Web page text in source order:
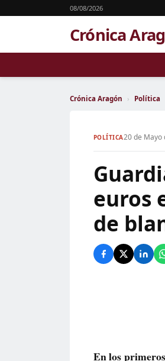
08/08/2026
Crónica
Crónica Aragón › Política
POLÍTICA20 de Mayo
euros
de
En los